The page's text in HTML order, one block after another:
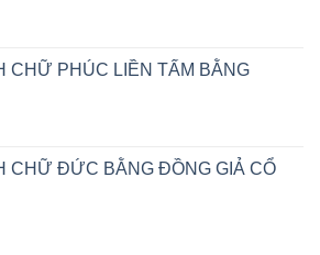
CHỮ PHÚC LIỀN TẤM BẰNG
CHỮ ĐỨC BẰNG ĐỒNG GIẢ CỔ